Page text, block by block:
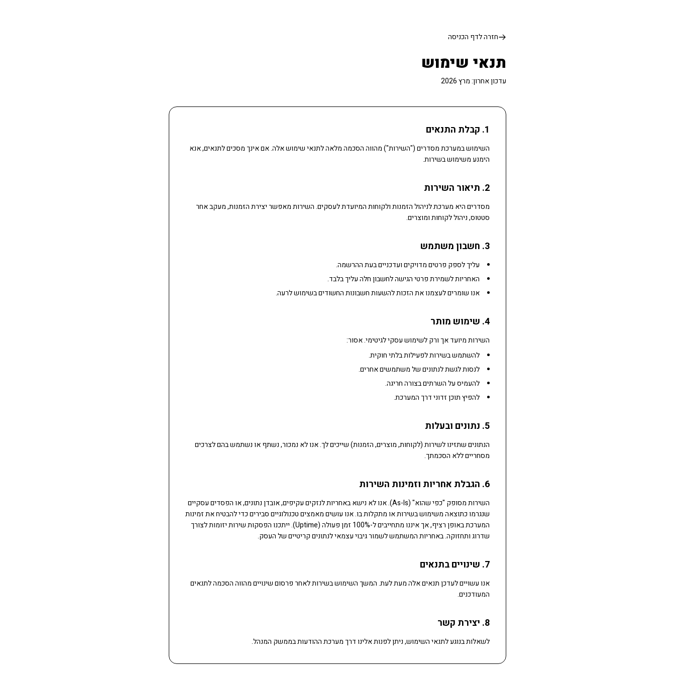
חזרה לדף הכניסה
תנאי שימוש
עדכון אחרון: מרץ 2026
1. קבלת התנאים
השימוש במערכת מסדרים ("השירות") מהווה הסכמה מלאה לתנאי שימוש אלה. אם אינך מסכים לתנאים, אנא
הימנע משימוש בשירות.
2. תיאור השירות
מסדרים היא מערכת לניהול הזמנות ולקוחות המיועדת לעסקים. השירות מאפשר יצירת הזמנות, מעקב אחר
סטטוס, ניהול לקוחות ומוצרים.
3. חשבון משתמש
עליך לספק פרטים מדויקים ועדכניים בעת ההרשמה.
האחריות לשמירת פרטי הגישה לחשבון חלה עליך בלבד.
אנו שומרים לעצמנו את הזכות להשעות חשבונות החשודים בשימוש לרעה.
4. שימוש מותר
השירות מיועד אך ורק לשימוש עסקי לגיטימי. אסור:
להשתמש בשירות לפעילות בלתי חוקית.
לנסות לגשת לנתונים של משתמשים אחרים.
להעמיס על השרתים בצורה חריגה.
להפיץ תוכן זדוני דרך המערכת.
5. נתונים ובעלות
הנתונים שתזינו לשירות (לקוחות, מוצרים, הזמנות) שייכים לך. אנו לא נמכור, נשתף או נשתמש בהם לצרכים
מסחריים ללא הסכמתך.
6. הגבלת אחריות וזמינות השירות
השירות מסופק "כפי שהוא" (As-Is). אנו לא נישא באחריות לנזקים עקיפים, אובדן נתונים, או הפסדים עסקיים
שנגרמו כתוצאה משימוש בשירות או מתקלות בו. אנו עושים מאמצים טכנולוגיים סבירים כדי להבטיח את זמינות
המערכת באופן רציף, אך איננו מתחייבים ל-100% זמן פעולה (Uptime). ייתכנו הפסקות שירות יזומות לצורך
שדרוג ותחזוקה. באחריות המשתמש לשמור גיבוי עצמאי לנתונים קריטיים של העסק.
7. שינויים בתנאים
אנו עשויים לעדכן תנאים אלה מעת לעת. המשך השימוש בשירות לאחר פרסום שינויים מהווה הסכמה לתנאים
המעודכנים.
8. יצירת קשר
לשאלות בנוגע לתנאי השימוש, ניתן לפנות אלינו דרך מערכת ההודעות בממשק המנהל.